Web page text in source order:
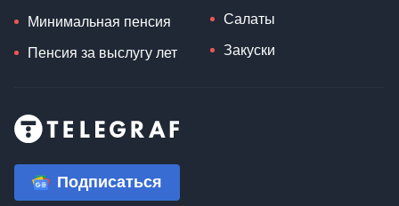
Минимальная пенсия
Пенсия за выслугу лет
Салаты
Закуски
Подписаться